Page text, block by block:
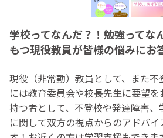
学校ってなんだ？！勉強ってな
もつ現役教員が皆様の悩みにお
現役（非常勤）教員として、また
には教育委員会や校長先生に要望
持つ者として、不登校や発達障害
に関して双方の視点からのアドバ